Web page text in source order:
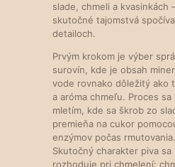
slade, chmeli a kvasinkách
skutočné tajomstvá
detailoch.
Prvým krokom je výber
surovín, kde je obsah
vode rovnako dôležitý ako
a aróma chmeľu. Proces sa
mletím, kde sa škrob zo
premieňa na cukor
enzýmov počas rmutovania.
Skutočný charakter piva sa
rozhoduje pri chmelení: